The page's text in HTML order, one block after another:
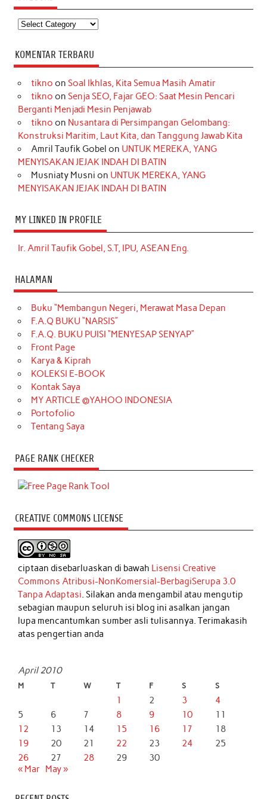
Kategori
KOMENTAR TERBARU
tikno on Soal Ikhlas, Kita Semua Masih Amatir
tikno on Senja SEO, Fajar GEO: Saat Mesin Pencari
Berganti Menjadi Mesin Penjawab
tikno on Nusantara di Persimpangan Gelombang:
Konstruksi Maritim, Laut Kita, dan Tanggung Jawab Kita
Amril Taufik Gobel on UNTUK MEREKA, YANG
MENYISAKAN JEJAK INDAH DI BATIN
Musniaty Musni on UNTUK MEREKA, YANG
MENYISAKAN JEJAK INDAH DI BATIN
MY LINKED IN PROFILE
Ir. Amril Taufik Gobel, S.T, IPU, ASEAN Eng.
HALAMAN
Buku “Membangun Negeri, Merawat Masa Depan
F.A.Q BUKU “NARSIS”
F.A.Q. BUKU PUISI “MENYESAP SENYAP”
Front Page
Karya & Kiprah
KOLEKSI E-BOOK
Kontak Saya
MY ARTICLE @YAHOO INDONESIA
Portofolio
Tentang Saya
PAGE RANK CHECKER
CREATIVE COMMONS LICENSE
ciptaan disebarluaskan di bawah Lisensi Creative
Commons Atribusi-NonKomersial-BerbagiSerupa 3.0
Tanpa Adaptasi. Silakan anda mengambil atau mengutip
sebagian maupun seluruh isi blog ini asalkan jangan
lupa mencantumkan sumber asli tulisannya. Terimakasih
atas pengertian anda
April 2010
M T W T F S S
1 2 3
4
5
6 7 8 9 10
11
12
13 14 15 16 17
18
19
20 21 22 23 24
25
26
27 28 29
30
« Mar May »